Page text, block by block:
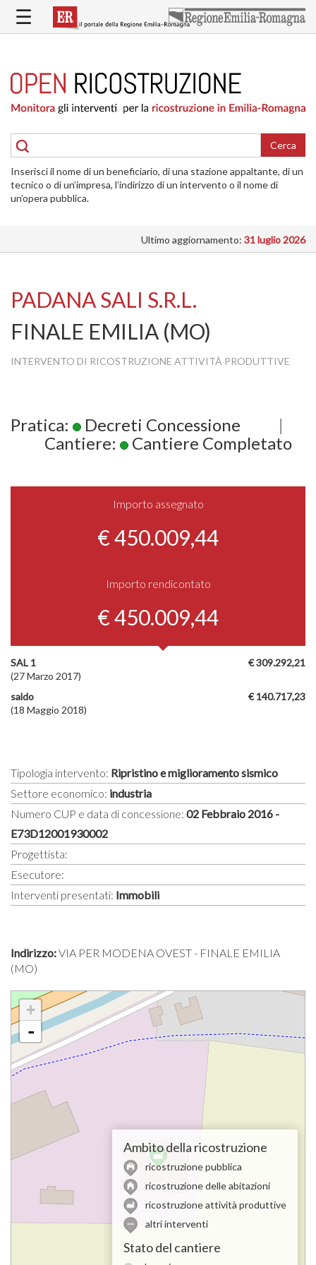
contenuto
RICOSTRUZIONE
PUBBLICA
DELLE
ABITAZIONI
RICOSTRUZIONE
ATTIVITÀ
INTERVENTI
SI
☰
Cerca
Inserisci il nome di un beneficiario, di una stazione appaltante, di un
tecnico o di un’impresa, l’indirizzo di un intervento o il nome di
un’opera pubblica.
Ultimo aggiornamento: 31 luglio 2026
PADANA SALI S.R.L.
FINALE EMILIA (MO)
INTERVENTO DI RICOSTRUZIONE ATTIVITÀ PRODUTTIVE
Pratica: Decreti Concessione
|
Cantiere:
Cantiere Completato
Importo assegnato
€ 450.009,44
Importo rendicontato
€ 450.009,44
€ 309.292,21
SAL 1
(27 Marzo 2017)
€ 140.717,23
saldo
(18 Maggio 2018)
Tipologia intervento: Ripristino e miglioramento sismico
Settore economico: industria
Numero CUP e data di concessione: 02 Febbraio 2016 -
E73D12001930002
Progettista:
Esecutore:
Interventi presentati: Immobili
Indirizzo:VIA PER MODENA OVEST - FINALE EMILIA
(MO)
+
-
Ambito della ricostruzione
ricostruzione pubblica
ricostruzione delle abitazioni
ricostruzione attività produttive
altri interventi
Stato del cantiere